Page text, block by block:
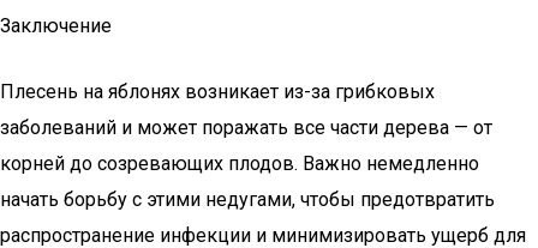
Заключение
Плесень на яблонях возникает из-за грибковых
заболеваний и может поражать все части дерева — от
корней до созревающих плодов. Важно немедленно
начать борьбу с этими недугами, чтобы предотвратить
распространение инфекции и минимизировать ущерб для